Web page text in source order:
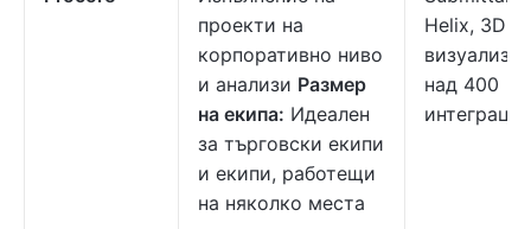
проекти на
корпоративно ниво
и анализи Размер
на екипа: Идеален
за търговски екипи
и екипи, работещи
на няколко места
Helix, 3D
над 400